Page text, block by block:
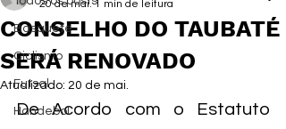
Basquete
Ciclismo
Futsal
Handebol
CONSELHO DO TAUBATÉ
SERÁ RENOVADO
20 de mai. 1 min de leitura
Atualizado: 20 de mai.
De Acordo com o Estatuto